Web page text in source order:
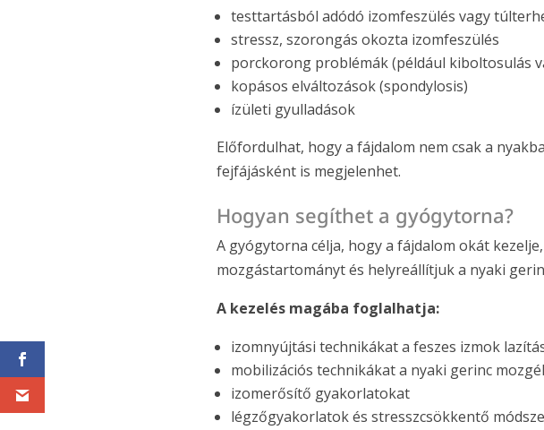
testtartásból adódó izomfeszülés vagy
stressz, szorongás okozta izomfeszülés
porckorong problémák (például kiboltosulás
kopásos elváltozások (spondylosis)
ízületi gyulladások
Előfordulhat, hogy a fájdalom nem csak a
fejfájásként is megjelenhet.
Hogyan segíthet a gyógytorna?
A gyógytorna célja, hogy a fájdalom okát
mozgástartományt és helyreállítjuk a nyaki
A kezelés magába foglalhatja:
izomnyújtási technikákat a feszes izmok
mobilizációs technikákat a nyaki gerinc
izomerősítő gyakorlatokat
légzőgyakorlatok és stresszcsökkentő